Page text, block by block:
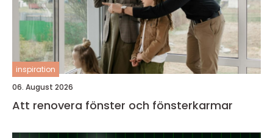
inspiration
06. August 2026
Att renovera fönster och fönsterkarmar